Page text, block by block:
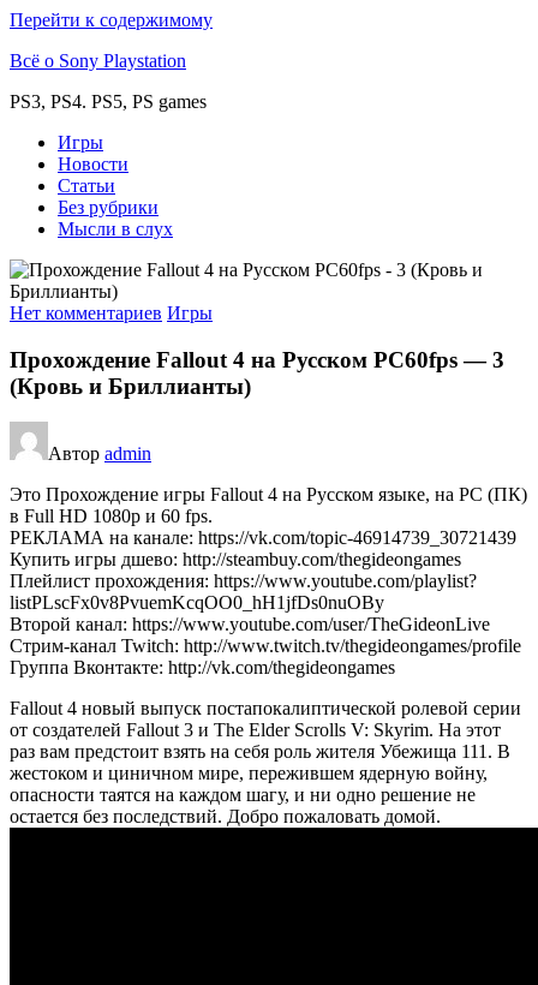
Перейти к содержимому
Всё о Sony Playstation
PS3, PS4. PS5, PS games
Игры
Новости
Статьи
Без рубрики
Мысли в слух
Нет комментариев Игры
Прохождение Fallout 4 на Русском PС60fps — 3
(Кровь и Бриллианты)
Автор admin
Это Прохождение игры Fallout 4 на Русском языке, на PC (ПК)
в Full HD 1080p и 60 fps.
РЕКЛАМА на канале: https://vk.com/topic-46914739_30721439
Купить игры дшево: http://steambuy.com/thegideongames
Плейлист прохождения: https://www.youtube.com/playlist?
listPLscFx0v8PvuemKcqOO0_hH1jfDs0nuOBy
Второй канал: https://www.youtube.com/user/TheGideonLive
Стрим-канал Twitch: http://www.twitch.tv/thegideongames/profile
Группа Вконтакте: http://vk.com/thegideongames
Fallout 4 новый выпуск постапокалиптической ролевой серии
от создателей Fallout 3 и The Elder Scrolls V: Skyrim. На этот
раз вам предстоит взять на себя роль жителя Убежища 111. В
жестоком и циничном мире, пережившем ядерную войну,
опасности таятся на каждом шагу, и ни одно решение не
остается без последствий. Добро пожаловать домой.